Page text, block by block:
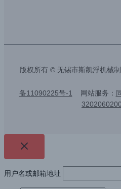
版权所有 © 无锡市斯凯浮机械
备11090225号-1 网站服务：
用户名或邮箱地址